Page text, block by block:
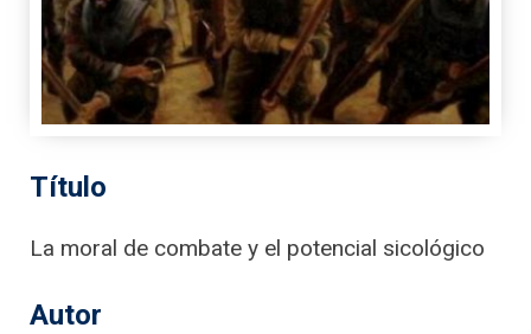
Título
La moral de combate y el potencial sicológico
Autor